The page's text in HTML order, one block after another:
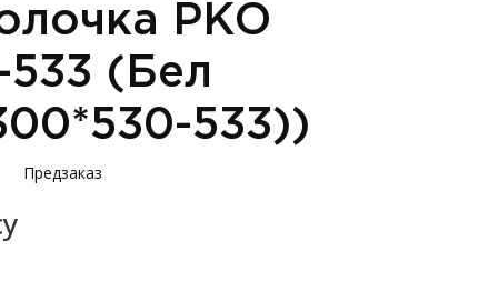
РКО
533 (Бел
533))
Предзаказ